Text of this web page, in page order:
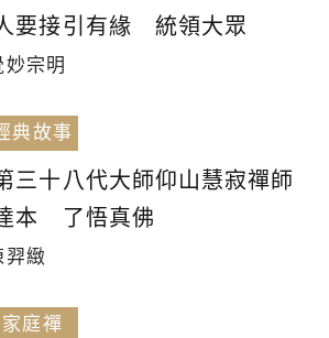
要接引有緣 統領大眾
宗明
典故事
三十八代大師仰山慧寂禪師
本 了悟真佛
緻
庭禪